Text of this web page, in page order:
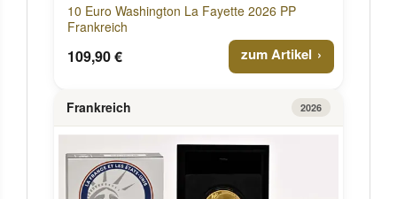
10 Euro Washington La Fayette 2026 PP
Frankreich
109,90 € zum Artikel
Frankreich 2026